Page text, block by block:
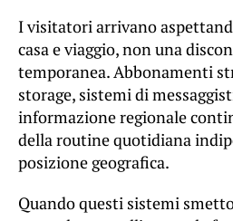
I visitatori arrivano
casa e viaggio, non una
temporanea. Abbonamenti
storage, sistemi di
informazione regionale
della routine quotidiana
posizione geografica.
Quando questi sistemi